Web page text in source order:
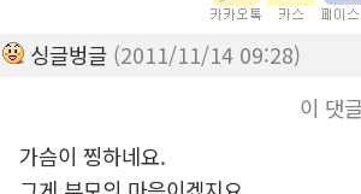
싱글벙글 (2011/11/14 09:28)
이 댓
가슴이 찡하네요.